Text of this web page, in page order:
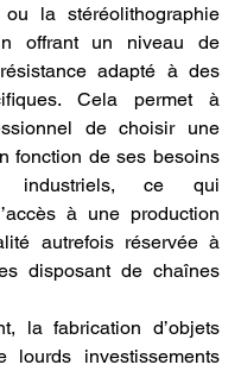
la stéréolithographie
offrant un niveau de
adapté à des
Cela permet à
de choisir une
fonction de ses besoins
industriels, ce qui
à une production
autrefois réservée à
disposant de chaînes
la fabrication d’objets
lourds investissements